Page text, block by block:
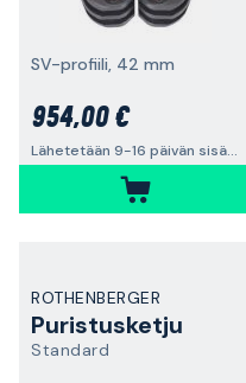
SV-profiili, 42 mm
954,00 €
Lähetetään 9-16 päivän sisällä
ROTHENBERGER
Puristusketju
Standard